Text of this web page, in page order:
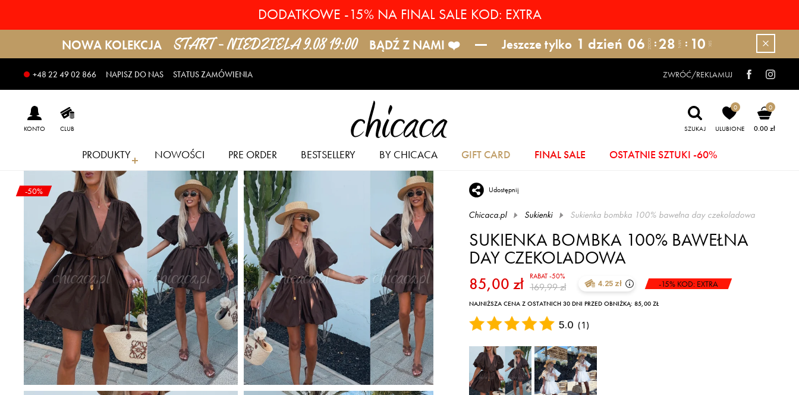
DODATKOWE -15% NA FINAL SALE KOD: EXTRA
NOWA KOLEKCJA START - NIEDZIELA 9.08 19:00 BĄDŹ Z NAMI ❤️ Jeszcze tylko 1 dzień 06 GODZ. 28 MIN. 09 SEK.
+48 22 49 02 866 NAPISZ DO NAS STATUS ZAMÓWIENIA ZWRÓĆ/REKLAMUJ
KONTO CLUB SZUKAJ
0
ULUBIONE
0
0.00 zł
PRODUKTY NOWOŚCI PRE ORDER BESTSELLERY BY CHICACA GIFT CARD FINAL SALE OSTATNIE SZTUKI -60%
-50% Udostępnij
Chicaca.pl Sukienki sukienka bombka 100% bawełna day czekoladowa
SUKIENKA BOMBKA 100% BAWEŁNA
DAY CZEKOLADOWA
85,00 zł RABAT -50%
169,99 zł 4.25 zł -15% KOD: EXTRA
NAJNIŻSZA CENA Z OSTATNICH 30 DNI PRZED OBNIŻKĄ: 85,00 ZŁ
5.0 (1 )